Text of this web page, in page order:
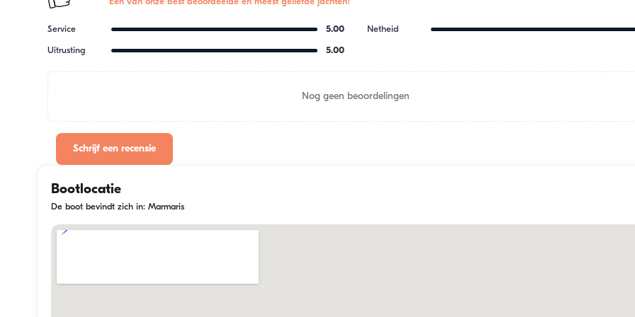
Service 5.00 Netheid
Uitrusting 5.00
Nog geen beoordelingen
Schrijf een recensie
Bootlocatie
De boot bevindt zich in: Marmaris